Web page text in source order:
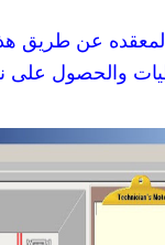
المعقده عن طريق
والحصول على